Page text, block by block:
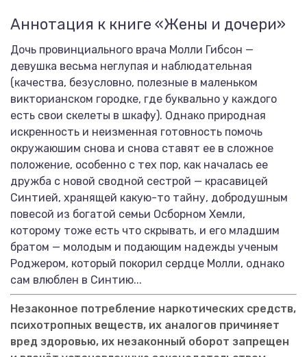
Аннотация к книге «Жены и дочери»
Дочь провинциального врача Молли Гибсон —
девушка весьма неглупая и наблюдательная
(качества, безусловно, полезные в маленьком
викторианском городке, где буквально у каждого
есть свои скелеты в шкафу). Однако природная
искренность и неизменная готовность помочь
окружаюшим снова и снова ставят ее в сложное
положение, особенно с тех пор, как началась ее
дружба с новой сводной сестрой — красавицей
Синтией, хранящей какую-то тайну, добродушным
повесой из богатой семьи Осборном Хемли,
которому тоже есть что скрывать, и его младшим
братом — молодым и подающим надежды ученым
Роджером, который покорил сердце Молли, однако
сам влюблен в Синтию...
Незаконное потребление наркотических средств,
психотропных веществ, их аналогов причиняет
вред здоровью, их незаконный оборот запрещен